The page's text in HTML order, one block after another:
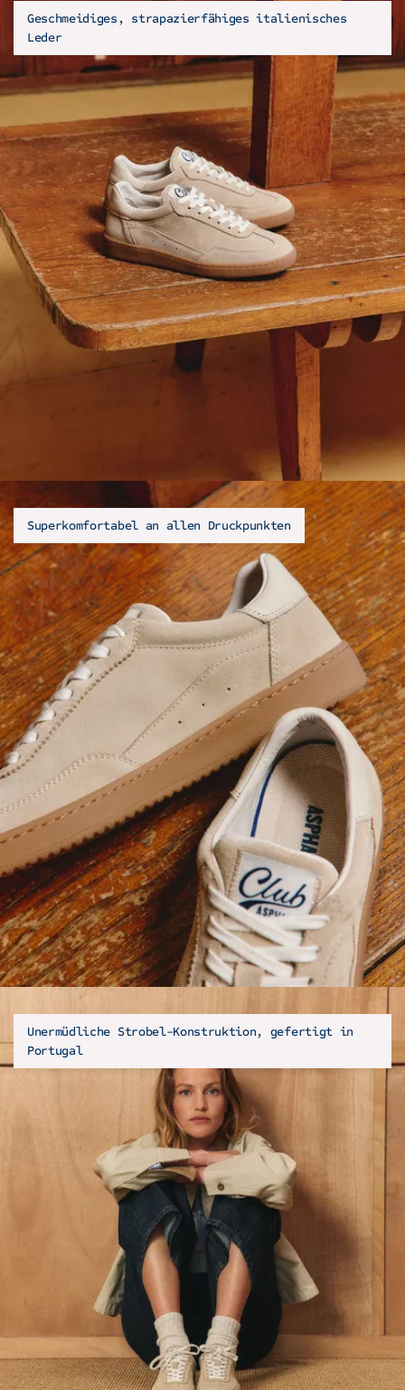
Geschmeidiges, strapazierfähiges italienisches
Leder
Superkomfortabel an allen Druckpunkten
Unermüdliche Strobel-Konstruktion, gefertigt in
Portugal